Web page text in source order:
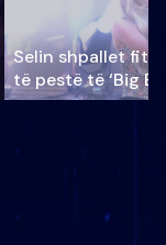
Selin shpallet
të pestë të ‘Big